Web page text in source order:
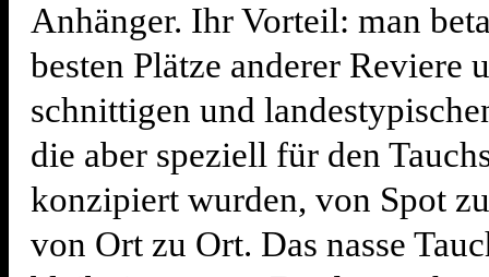
Anhänger. Ihr Vorteil: man
besten Plätze anderer Reviere
schnittigen und
die aber speziell für den
konzipiert wurden, von Spot
von Ort zu Ort. Das nasse